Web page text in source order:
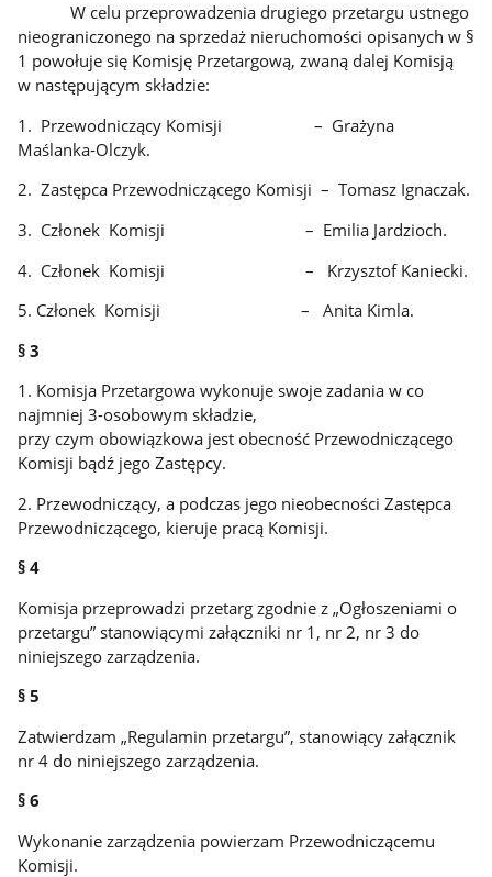
W celu przeprowadzenia drugiego przetargu ustnego
nieograniczonego na sprzedaż nieruchomości opisanych w §
1 powołuje się Komisję Przetargową, zwaną dalej Komisją
w następującym składzie:
1. Przewodniczący Komisji – Grażyna
Maślanka-Olczyk.
2. Zastępca Przewodniczącego Komisji – Tomasz Ignaczak.
3. Członek Komisji – Emilia Jardzioch.
4. Członek Komisji – Krzysztof Kaniecki.
5. Członek Komisji – Anita Kimla.
§ 3
1. Komisja Przetargowa wykonuje swoje zadania w co
najmniej 3-osobowym składzie,
przy czym obowiązkowa jest obecność Przewodniczącego
Komisji bądź jego Zastępcy.
2. Przewodniczący, a podczas jego nieobecności Zastępca
Przewodniczącego, kieruje pracą Komisji.
§ 4
Komisja przeprowadzi przetarg zgodnie z „Ogłoszeniami o
przetargu” stanowiącymi załączniki nr 1, nr 2, nr 3 do
niniejszego zarządzenia.
§ 5
Zatwierdzam „Regulamin przetargu”, stanowiący załącznik
nr 4 do niniejszego zarządzenia.
§ 6
Wykonanie zarządzenia powierzam Przewodniczącemu
Komisji.